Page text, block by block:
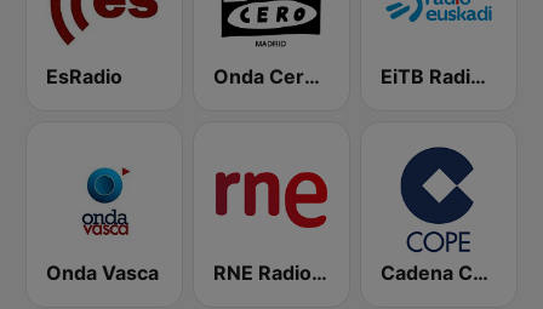
EsRadio Onda Cero Madrid EiTB Radio Euskadi
Onda Vasca RNE Radio Nacional Cadena COPE